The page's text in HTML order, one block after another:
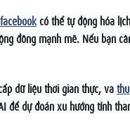
có thể tự động hóa
đồng mạnh mẽ. Nếu bạn
dữ liệu thời gian thực, và
để dự đoán xu hướng tỉnh